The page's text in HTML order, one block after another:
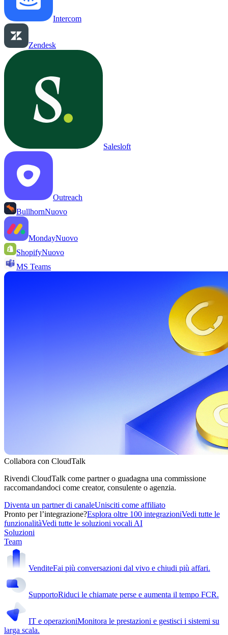
Intercom
Zendesk
Salesloft
Outreach
BullhornNuovo
MondayNuovo
ShopifyNuovo
MS Teams
Collabora con CloudTalk
Rivendi CloudTalk come partner o guadagna una commissione
raccomandandoci come creator, consulente o agenzia.
Diventa un partner di canaleUnisciti come affiliato
Pronto per l’integrazione?Esplora oltre 100 integrazioniVedi tutte le
funzionalitàVedi tutte le soluzioni vocali AI
Soluzioni
Team
VenditeFai più conversazioni dal vivo e chiudi più affari.
SupportoRiduci le chiamate perse e aumenta il tempo FCR.
IT e operazioniMonitora le prestazioni e gestisci i sistemi su
larga scala.